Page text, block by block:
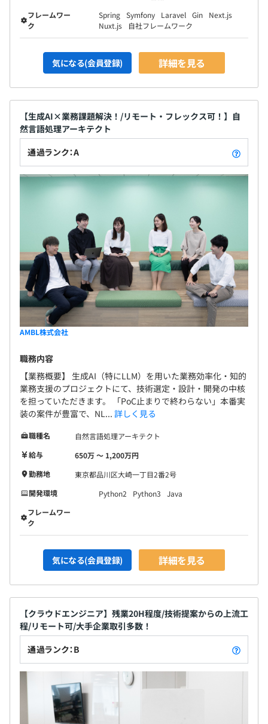
Kotlin（SprinBoot）、TypeScript（React／Next.js）、
TypeScript（Vue／Nuxt.js）
■DB：MySQL、Oracle、SQLServer
■サーバ：AWS（一部Azure、GCP）、Linux
■その他：Docker、kubernetes
術を取り入れてクライアント課題に対してアプローチして
います。
半期ごとの目標設定、振り返りによる評価をおこなってい
中堅以降のエンジニアは、スペシャリストとしてのキャリ
アとマネジメントりのキャリアの2パターンが用意されて
います。
全社700名（2024/04現在）
AMBL社員：2名～7名程でアサイン
フレームワー
ク
Spring Symfony Laravel Gin
Next.js
Nuxt.js
自社フレームワーク
気になる(会員登録) 詳細を見る
【生成AI×業務課題解決！/リモート・フレックス可！】自
然言語処理アーキテクト
通過ランク：A
AMBL株式会社
職務内容
【業務概要】 生成AI（特にLLM）を用いた業務効率化・知的
業務支援のプロジェクトにて、技術選定・設計・開発の中核
を担っていただきます。 「PoC止まりで終わらない」本番実
装の案件が豊富で、NL... 詳しく見る
職種名
自然言語処理アーキテクト
給与
650万 〜 1,200万円
勤務地
東京都品川区大崎一丁目2番2号
開発環境
Python2 Python3
Java
フレームワー
ク
気になる(会員登録) 詳細を見る
【クラウドエンジニア】残業20H程度/技術提案からの上流工
程/リモート可/大手企業取引多数！
通過ランク：B